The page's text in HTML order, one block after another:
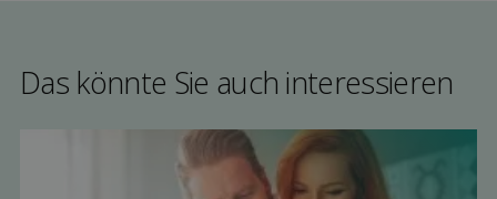
Das könnte Sie auch interessieren